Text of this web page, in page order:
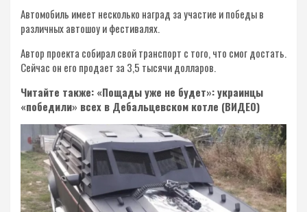
Автомобиль имеет несколько наград за участие и победы в
различных автошоу и фестивалях.
Автор проекта собирал свой транспорт с того, что смог достать.
Сейчас он его продает за 3,5 тысячи долларов.
Читайте также: «Пощады уже не будет»: украинцы
«победили» всех в Дебальцевском котле (ВИДЕО)